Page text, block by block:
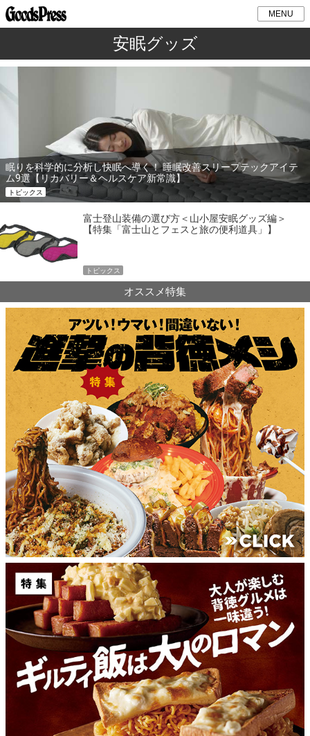
MENU
安眠グッズ
眠りを科学的に分析し快眠へ導く！ 睡眠改善スリープテックアイテ
ム9選【リカバリー＆ヘルスケア新常識】
トピックス
富士登山装備の選び方＜山小屋安眠グッズ編＞
【特集「富士山とフェスと旅の便利道具」】
トピックス
オススメ特集